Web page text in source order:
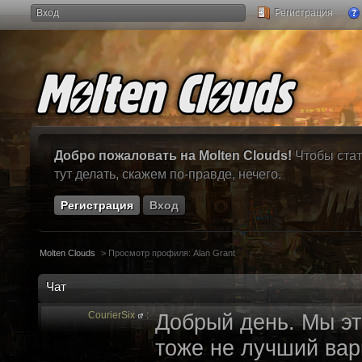
Вход Регистрация
Добро пожаловать на Molten Clouds! Чтобы
тут делать, скажем по-правде, нечего.
Регистрация Вход
Molten Clouds > Просмотр профиля: Alan Grant
Чат
CourierSix : Добрый день. Мы
тоже не лучший